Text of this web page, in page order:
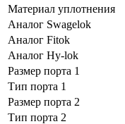
Материал уплотнения
Аналог Swagelok
Аналог Fitok
Аналог Hy-lok
Размер порта 1
Тип порта 1
Размер порта 2
Тип порта 2